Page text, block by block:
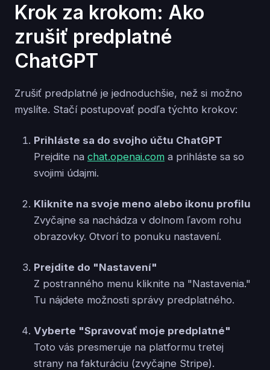
Krok za krokom: Ako
zrušiť predplatné
ChatGPT
Zrušiť predplatné je jednoduchšie, než si možno
myslíte. Stačí postupovať podľa týchto krokov:
Prihláste sa do svojho účtu ChatGPT
Prejdite na chat.openai.com a prihláste sa so
svojimi údajmi.
Kliknite na svoje meno alebo ikonu profilu
Zvyčajne sa nachádza v dolnom ľavom rohu
obrazovky. Otvorí to ponuku nastavení.
Prejdite do "Nastavení"
Z postranného menu kliknite na "Nastavenia."
Tu nájdete možnosti správy predplatného.
Vyberte "Spravovať moje predplatné"
Toto vás presmeruje na platformu tretej
strany na fakturáciu (zvyčajne Stripe).